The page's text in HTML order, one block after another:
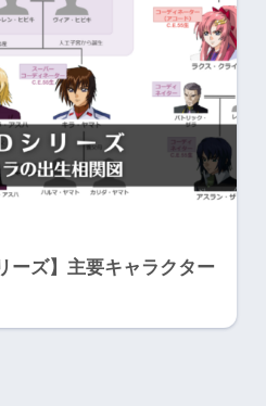
ーズ】主要キャラクター